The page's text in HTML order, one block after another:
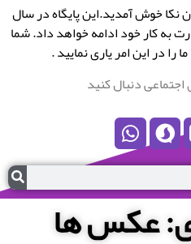
نکا خوش آمدید.این پایگاه در سال
قدرت به کار خود ادامه خواهد داد. شما
را در این امر یاری نمایید .
دنبال کنید
عکس ها